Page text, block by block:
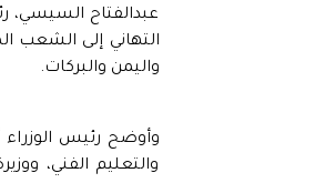
عبدالفتاح السيسي،
التهاني إلى الشعب
واليمن والبركات.
وأوضح رئيس الوزراء
والتعليم الفني،